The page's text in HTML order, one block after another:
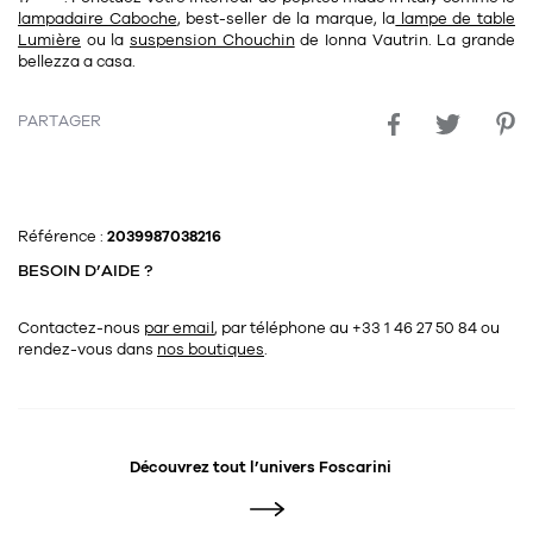
lampadaire Caboche, best-seller de la marque, la lampe de table
Lumière ou la suspension Chouchinde Ionna Vautrin. La grande
bellezza a casa.
PARTAGER
Référence : 2039987038216
BESOIN D’AIDE ?
Contactez-nous par email, par téléphone au +33 1 46 27 50 84ou
rendez-vous dans nos boutiques.
Découvrez tout l’univers Foscarini